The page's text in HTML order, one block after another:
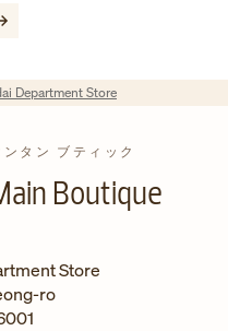
ンク
タン ブティック
Boutique
Store
ro
Department Store